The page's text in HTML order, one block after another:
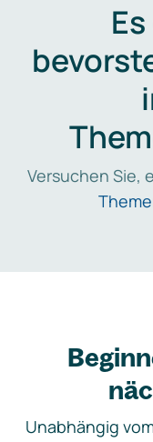
Versuchen Sie,
Unabhängig